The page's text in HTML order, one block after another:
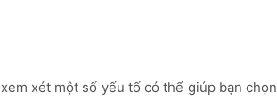
xét một số yếu tố có thể giúp bạn chọn